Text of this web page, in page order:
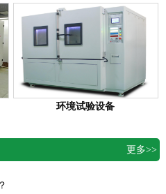
环境试验设备
更多>>